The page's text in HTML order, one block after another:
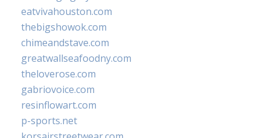
eatvivahouston.com
thebigshowok.com
chimeandstave.com
greatwallseafoodny.com
theloverose.com
gabriovoice.com
resinflowart.com
p-sports.net